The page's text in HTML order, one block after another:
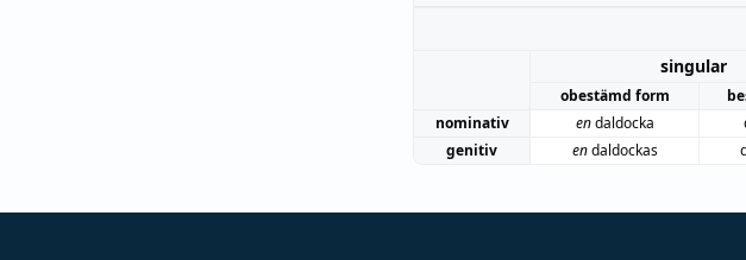
singular
obestämd form
nominativ
endaldocka
genitiv
endaldockas